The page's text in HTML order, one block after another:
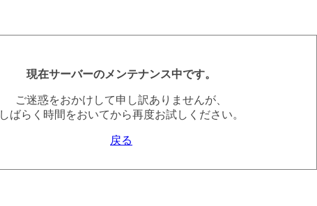
現在サーバーのメンテナンス中です。
ご迷惑をおかけして申し訳ありませんが、
しばらく時間をおいてから再度お試しください。
戻る